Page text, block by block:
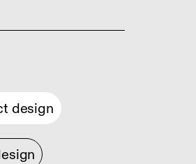
design